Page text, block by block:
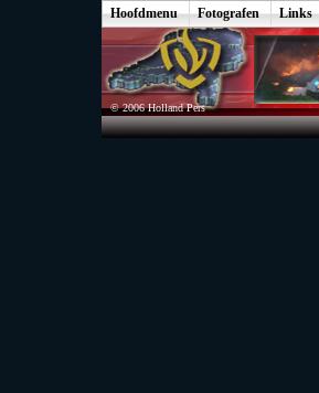
Hoofdmenu Fotografen Links
© 2006 Holland Pers